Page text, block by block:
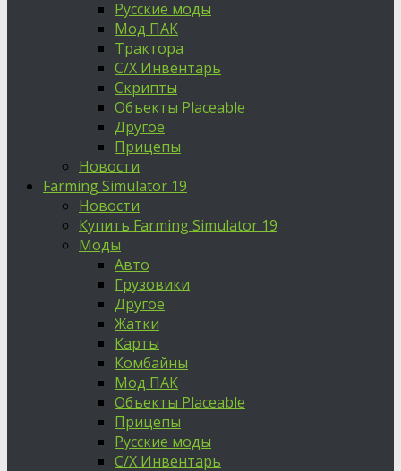
Русские моды
Мод ПАК
Трактора
С/Х Инвентарь
Скрипты
Объекты Placeable
Другое
Прицепы
Новости
Farming Simulator 19
Новости
Купить Farming Simulator 19
Моды
Авто
Грузовики
Другое
Жатки
Карты
Комбайны
Мод ПАК
Объекты Placeable
Прицепы
Русские моды
С/Х Инвентарь